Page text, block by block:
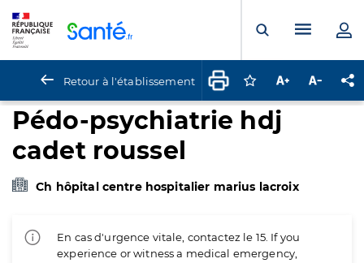
Ouvrir laMenu
Retour à l'établissement Connectez-vous
Augmenter la
Pédo-psychiatrie hdj
cadet roussel
Ch hôpital centre hospitalier marius lacroix
En cas d'urgence vitale, contactez le 15. If you
experience or witness a medical emergency,